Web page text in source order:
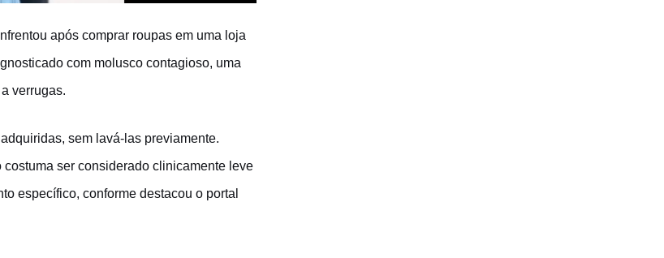
após comprar roupas em uma loja
com molusco contagioso, uma
verrugas.
sem lavá-las previamente.
ser considerado clinicamente leve
específico, conforme destacou o portal